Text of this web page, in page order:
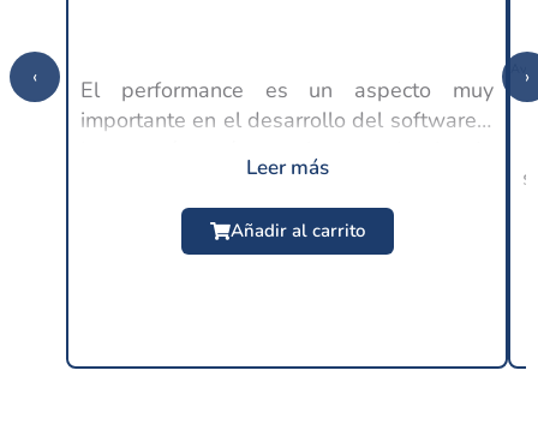
El performance es un aspecto muy
importante en el desarrollo del software y
usuario, ya que en este punto se espera
un buen rendimiento por parte de las
$24.99 USD
Leer más
Añadir al carrito
‹ ›